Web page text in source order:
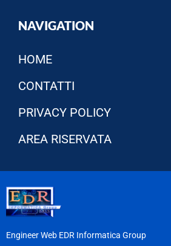
NAVIGATION
HOME
CONTATTI
PRIVACY POLICY
AREA RISERVATA
Engineer Web EDR Informatica Group